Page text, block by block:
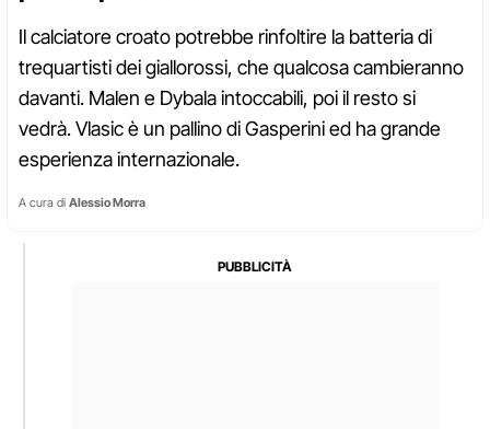
Il calciatore croato potrebbe rinfoltire la batteria di
trequartisti dei giallorossi, che qualcosa cambieranno
davanti. Malen e Dybala intoccabili, poi il resto si
vedrà. Vlasic è un pallino di Gasperini ed ha grande
esperienza internazionale.
A cura di Alessio Morra